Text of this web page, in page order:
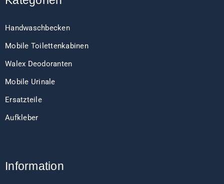
Handwaschbecken
Mobile Toilettenkabinen
Walex Deodoranten
Mobile Urinale
Ersatzteile
Aufkleber
Information